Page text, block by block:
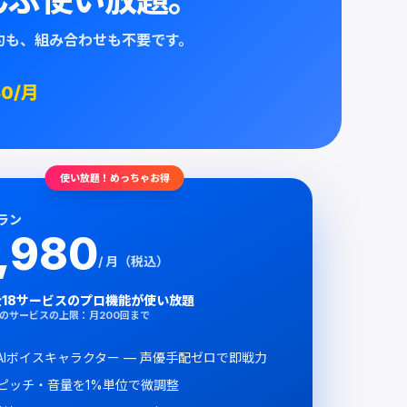
、組み合わせも不要です。
/月
使い放題！めっちゃお得
ン
/ 月（税込）
18サービスのプロ機能が使い放題
サービスの上限： 月200回まで
ボイスキャラクター — 声優手配ゼロで即戦力
ッチ・音量を1%単位で微調整